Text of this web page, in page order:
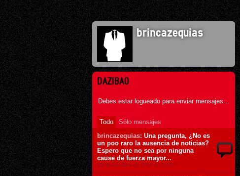
brincazequias
DAZIBAO
Debes estar logueado para enviar mensajes...
Todo
Sólo mensajes
brincazequias: Una pregunta, ¿No es
un poo raro la ausencia de noticias?
Espero que no sea por ninguna
cause de fuerza mayor...
23 de Octubre de 2019 ás 16:57